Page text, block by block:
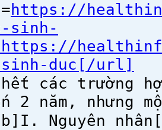
https://
sinh-
sinh-duc[/url]
hết các trường
2 năm, nhưng
Nguyên